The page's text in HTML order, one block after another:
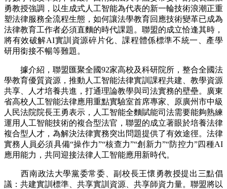
勇教授強調，以生成式人工智能為代表的新一輪技術浪潮正重
塑法律服務全流程生態，如何讓法學教育回應技術變革已成為
法律教育工作者必須直麵的時代課題。聯盟的成立恰逢其時，
將有效破解AI實訓資源碎片化、課程體係標準不統一、產學
研用銜接不暢等難題。
據介紹，聯盟匯聚全國92家高校及科研院所，整合全國法
學教育優質資源，推動人工智能法律實訓課程共建、教學資源
共享、人才培養共進，打通理論教學與司法實務的壁壘。廣東
省高校人工智能法律應用重點實驗室首席專家、原廣州市中級
人民法院院長王勇表示，人工智能全麵賦能司法需要能夠熟練
運用人工智能技術的複合型法官，聯盟的成立著眼於培養法律
複合型人才，為解決法律實務突出問題提供了有效途徑。法律
實務人員必須具備“操作力”“核查力”“創新力”“防控力”四種AI
應用能力，共同迎接法律人工智能應用新時代。
西南政法大學黨委常委、副校長王懷勇教授提出三點倡
議：共建實訓標準、共享實訓資源、共享師資力量。聯盟將以